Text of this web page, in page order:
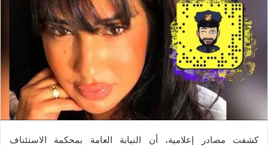
كشفت مصادر إعلامية، أن النيابة العامة بمحكمة الاستئناف